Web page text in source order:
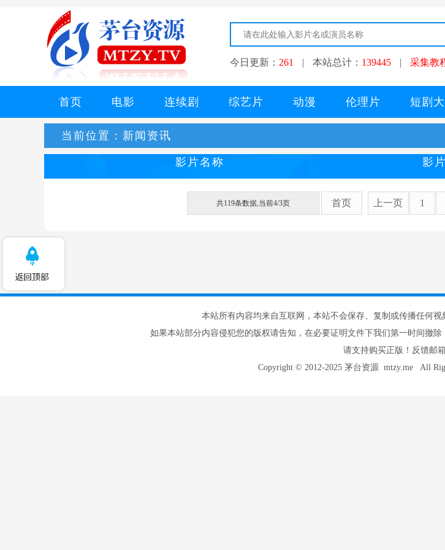
今日更新： 261 | 本站总计： 139445 | 采集教
首页 电影 连续剧 综艺片 动漫 伦理片 短剧
当前位置： 新闻资讯
影片名称 影
共119条数据,当前4/3页 首页 上一页 1
本站所有内容均来自互联网，本站不会保存、复制或传播任何视
如果本站部分内容侵犯您的版权请告知，在必要证明文件下我们第一时间撤
请支持购买正版！反馈邮
Copyright © 2012-2025 茅台资源 mtzy.me All